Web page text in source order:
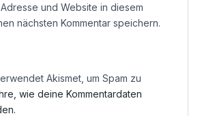
und Website in diesem
nächsten Kommentar speichern.
Akismet, um Spam zu
wie deine Kommentardaten